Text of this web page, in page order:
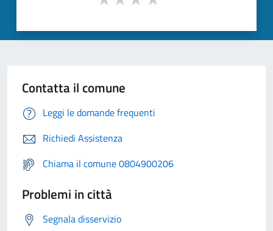
Contatta il comune
Leggi le domande frequenti
Richiedi Assistenza
Chiama il comune 0804900206
Problemi in città
Segnala disservizio